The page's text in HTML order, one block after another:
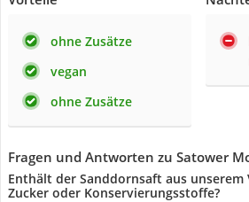
ohne Zusätze
vegan
ohne Zusätze
Fragen und Antworten zu Satower
Enthält der Sanddornsaft aus unserem
Zucker oder Konservierungsstoffe?